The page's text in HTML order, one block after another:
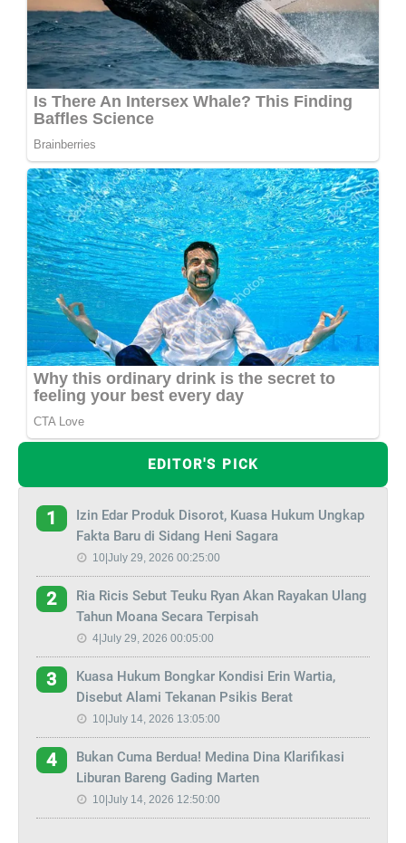
EDITOR'S PICK
1
Izin Edar Produk Disorot, Kuasa Hukum Ungkap
Fakta Baru di Sidang Heni Sagara
10|July 29, 2026 00:25:00
2
Ria Ricis Sebut Teuku Ryan Akan Rayakan Ulang
Tahun Moana Secara Terpisah
4|July 29, 2026 00:05:00
3
Kuasa Hukum Bongkar Kondisi Erin Wartia,
Disebut Alami Tekanan Psikis Berat
10|July 14, 2026 13:05:00
4
Bukan Cuma Berdua! Medina Dina Klarifikasi
Liburan Bareng Gading Marten
10|July 14, 2026 12:50:00